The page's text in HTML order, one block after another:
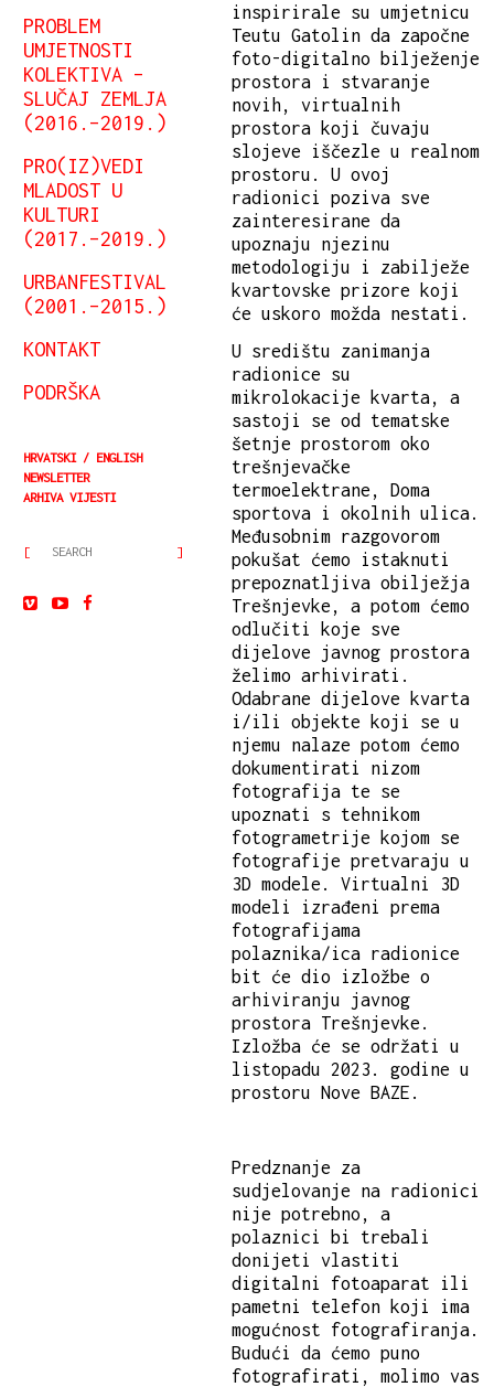
PROBLEM
UMJETNOSTI
KOLEKTIVA –
SLUČAJ ZEMLJA
(2016.–2019.)
PRO(IZ)VEDI
MLADOST U
KULTURI
(2017.–2019.)
URBANFESTIVAL
(2001.–2015.)
KONTAKT
PODRŠKA
HRVATSKI
ENGLISH
NEWSLETTER
ARHIVA VIJESTI
inspirirale su umjetnicu
Teutu Gatolin da započne
foto-digitalno bilježenje
prostora i stvaranje
novih, virtualnih
prostora koji čuvaju
slojeve iščezle u realnom
prostoru. U ovoj
radionici poziva sve
zainteresirane da
upoznaju njezinu
metodologiju i zabilježe
kvartovske prizore koji
će uskoro možda nestati.
U središtu zanimanja
radionice su
mikrolokacije kvarta, a
sastoji se od tematske
šetnje prostorom oko
trešnjevačke
termoelektrane, Doma
sportova i okolnih ulica.
Međusobnim razgovorom
pokušat ćemo istaknuti
prepoznatljiva obilježja
Trešnjevke, a potom ćemo
odlučiti koje sve
dijelove javnog prostora
želimo arhivirati.
Odabrane dijelove kvarta
i/ili objekte koji se u
njemu nalaze potom ćemo
dokumentirati nizom
fotografija te se
upoznati s tehnikom
fotogrametrije kojom se
fotografije pretvaraju u
3D modele. Virtualni 3D
modeli izrađeni prema
fotografijama
polaznika/ica radionice
bit će dio izložbe o
arhiviranju javnog
prostora Trešnjevke.
Izložba će se održati u
listopadu 2023. godine u
prostoru Nove BAZE.
Predznanje za
sudjelovanje na radionici
nije potrebno, a
polaznici bi trebali
donijeti vlastiti
digitalni fotoaparat ili
pametni telefon koji ima
mogućnost fotografiranja.
Budući da ćemo puno
fotografirati, molimo vas